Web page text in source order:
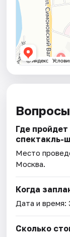
Где
спектакль-
Место
Москва.
Когда
Дата и время:
Сколько